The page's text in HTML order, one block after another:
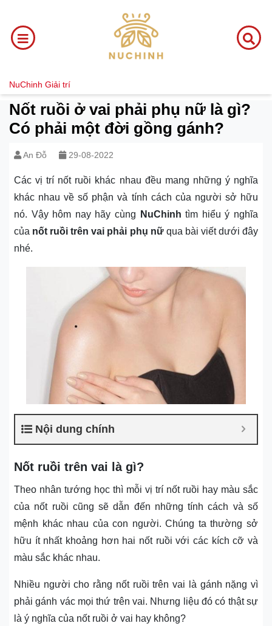
NuChinh Giải trí
Nốt ruồi ở vai phải phụ nữ là gì?
Có phải một đời gồng gánh?
An Đỗ 29-08-2022
Các vị trí nốt ruồi khác nhau đều mang những ý nghĩa
khác nhau về số phận và tính cách của người sở hữu
nó. Vậy hôm nay hãy cùng
NuChinh tìm hiểu ý nghĩa
của nốt ruồi trên vai phải phụ nữqua bài viết dưới đây
nhé.
Nội dung chính
Nốt ruồi trên vai là gì?
Theo nhân tướng học thì mỗi vị trí nốt ruồi hay màu sắc
của nốt ruồi cũng sẽ dẫn đến những tính cách và số
mệnh khác nhau của con người. Chúng ta thường sở
hữu ít nhất khoảng hơn hai nốt ruồi với các kích cỡ và
màu sắc khác nhau.
Nhiều người cho rằng nốt ruồi trên vai là gánh nặng vì
phải gánh vác mọi thứ trên vai. Nhưng liệu đó có thật sự
là ý nghĩa của nốt ruồi ở vai hay không?